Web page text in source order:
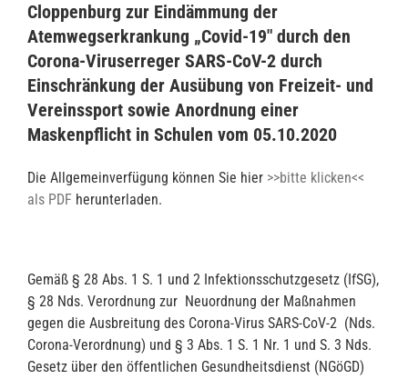
Cloppenburg zur Eindämmung der
Atemwegserkrankung „Covid-19″ durch den
Corona-Viruserreger SARS-CoV-2 durch
Einschränkung der Ausübung von Freizeit- und
Vereinssport sowie Anordnung einer
Maskenpflicht in Schulen vom 05.10.2020
Die Allgemeinverfügung können Sie hier >>bitte klicken<<
als PDF herunterladen.
Gemäß § 28 Abs. 1 S. 1 und 2 Infektionsschutzgesetz (IfSG),
§ 28 Nds. Verordnung zur Neuordnung der Maßnahmen
gegen die Ausbreitung des Corona-Virus SARS-CoV-2 (Nds.
Corona-Verordnung) und § 3 Abs. 1 S. 1 Nr. 1 und S. 3 Nds.
Gesetz über den öffentlichen Gesundheitsdienst (NGöGD)